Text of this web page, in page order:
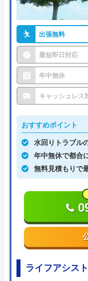
出張無料
最短即日対応
年中無休
キャッシュレス
おすすめポイント
水回りトラブル
年中無休で都合
無料見積もりで
ライフアシス